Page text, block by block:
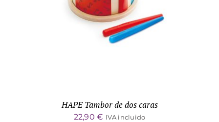
HAPE Tambor de dos caras
22,90€ IVA incluido